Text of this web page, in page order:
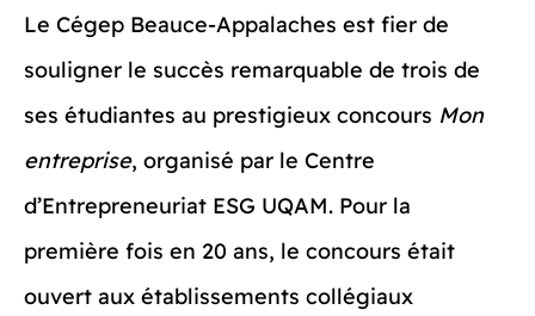
Le Cégep Beauce-Appalaches est fier de
souligner le succès remarquable de trois de
ses étudiantes au prestigieux concours Mon
entreprise, organisé par le Centre
d’Entrepreneuriat ESG UQAM. Pour la
première fois en 20 ans, le concours était
ouvert aux établissements collégiaux